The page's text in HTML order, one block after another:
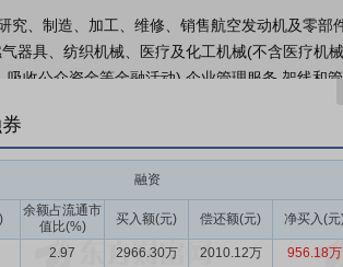
究、制造、加工、维修、销售航空发动机及零
器具、纺织机械、医疗及化工机械(不含医疗机
吸收公众资金等金融活动),企业管理服务,架线和
支机构或另择经营场地经营)(依法须经批准的项
贸转包产品两大业务板块。
业
依据相关行业预测，全球航空发动机市场总
付不畅”的独特供需格局。在这样的大背景下，
融资
余额占流通市
值比(%)
买入额(元) 偿还额(元) 净买入(元
2.97 2966.30万 2010.12万
956.18万